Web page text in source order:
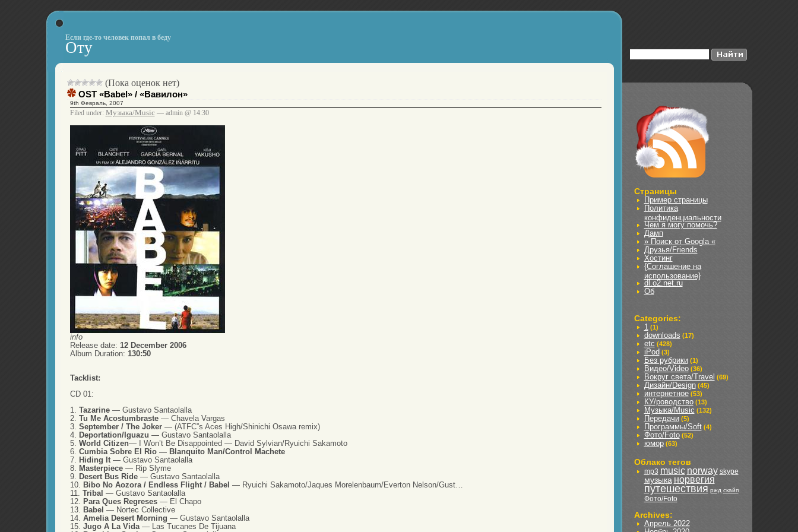
Если где-то человек попал в беду
Оту
(Пока оценок нет)
OST «Babel» / «Вавилон»
9th Февраль, 2007
Filed under: Музыка/Music — admin @ 14:30
info
Release date: 12 December 2006
Album Duration: 130:50
Tacklist:
CD 01:
1. Tazarine — Gustavo Santaolalla
2. Tu Me Acostumbraste— Chavela Vargas
3. September / The Joker — (ATFC”s Aces High/Shinichi Osawa remix)
4. Deportation/Iguazu — Gustavo Santaolalla
5. World Citizen— I Won’t Be Disappointed — David Sylvian/Ryuichi Sakamoto
6. Cumbia Sobre El Rio — Blanquito Man/Control Machete
7. Hiding It — Gustavo Santaolalla
8. Masterpiece— Rip Slyme
9. Desert Bus Ride — Gustavo Santaolalla
10. Bibo No Aozora / Endless Flight / Babel — Ryuichi Sakamoto/Jaques Morelenbaum/Everton Nelson/Gust…
11. Tribal — Gustavo Santaolalla
12. Para Ques Regreses — El Chapo
13. Babel — Nortec Collective
14. Amelia Desert Morning — Gustavo Santaolalla
15. Jugo A La Vida — Las Tucanes De Tijuana
Страницы
Пример страницы
Политика
конфиденциальности
Чем я могу помочь?
Дамп
» Поиск от Googla «
Друзья/Friends
Хостинг
{Соглашение на
использование}
dl.o2.net.ru
Об
Categories:
1 (1)
downloads (17)
etc (428)
iPod (3)
Без рубрики(1)
Видео/Video(36)
Вокруг света/Travel (69)
Дизайн/Design(45)
интернетное(53)
КУ/роводство(13)
Музыка/Music (132)
Передачи(5)
Программы/Soft(4)
Фото/Foto(52)
юмор(63)
Облако тегов
mp3 music norway skype
музыка норвегия
путешествия ржд скайп
Фото/Foto
Archives:
Апрель 2022